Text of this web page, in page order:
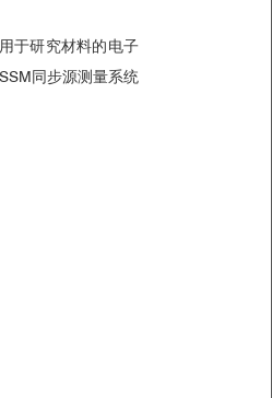
于研究材料的电子
同步源测量系统